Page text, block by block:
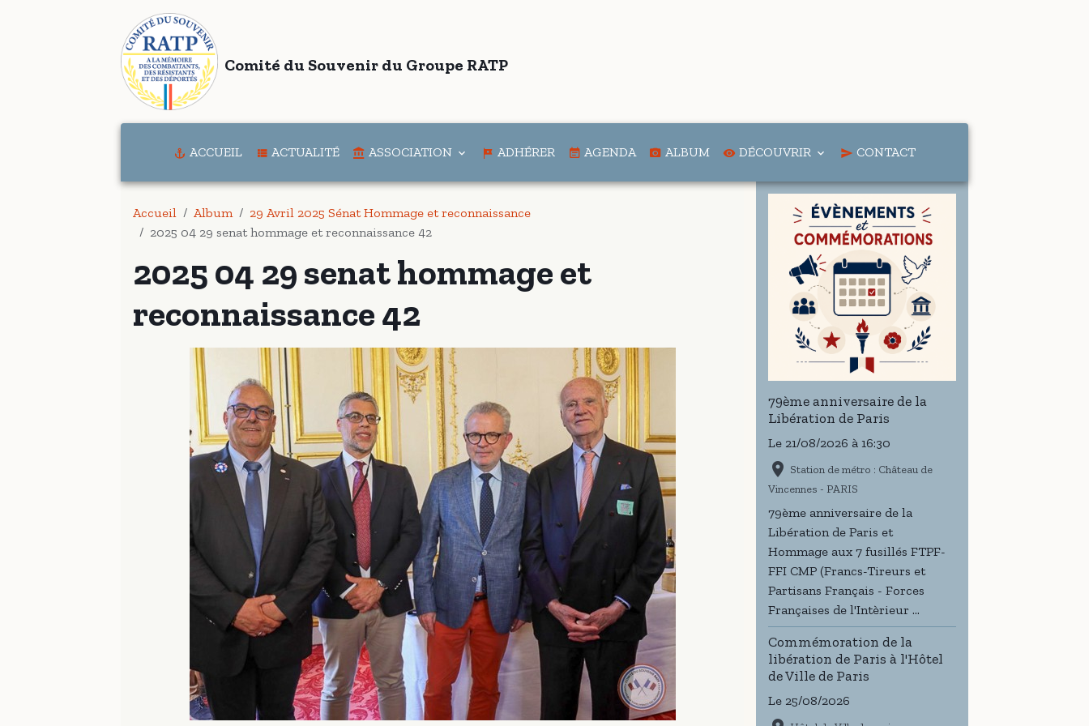
Comité du Souvenir du Groupe RATP
ACCUEIL ACTUALITÉ ASSOCIATION ADHÉRER AGENDA ALBUM DÉCOUVRIR CONTACT
Accueil Album
29 Avril 2025 Sénat Hommage et reconnaissance
2025 04 29 senat hommage et reconnaissance 42
2025 04 29 senat hommage et
reconnaissance 42
79ème anniversaire de la
Libération de Paris
Le 21/08/2026 à 16:30
Station de métro : Château de
Vincennes - PARIS
79ème anniversaire de la
Libération de Paris et
Hommage aux 7 fusillés FTPF-
FFI CMP (Francs-Tireurs et
Partisans Français - Forces
Françaises de l'Intèrieur ...
Commémoration de la
libération de Paris à l'Hôtel
de Ville de Paris
Le 25/08/2026